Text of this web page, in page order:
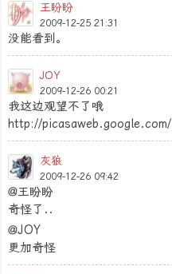
王盼盼
2009-12-25 21:31
没能看到。
JOY
2009-12-26 00:21
我这边观望不了哦
http://picasaweb.google.com/
灰狼
2009-12-26 09:42
@王盼盼
奇怪了..
@JOY
更加奇怪